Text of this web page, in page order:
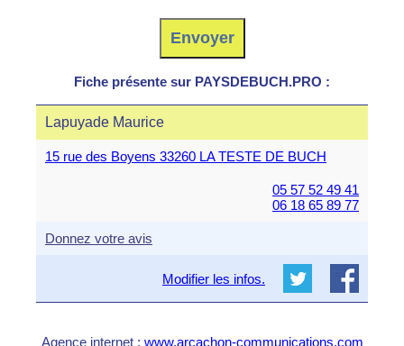
Fiche présente sur PAYSDEBUCH.PRO :
Lapuyade Maurice
15 rue des Boyens 33260 LA TESTE DE BUCH
05 57 52 49 41
06 18 65 89 77
Donnez votre avis
Modifier les infos.
Agence internet : www.arcachon-communications.com